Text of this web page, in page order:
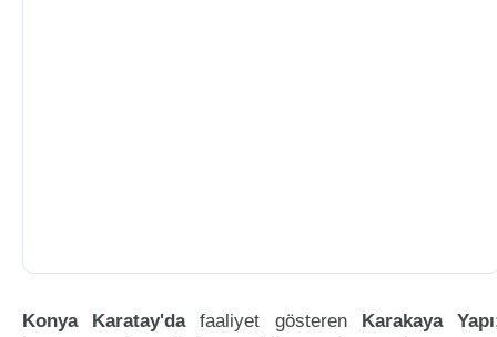
Konya Karatay'dafaaliyet gösteren Karakaya Yapı